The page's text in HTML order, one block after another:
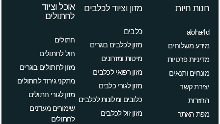
חנות חיות
aloha4d
מידע משלוחים
מדיניות פרטיות
מונחים ותנאים
יצירת קשר
החזרות
מפת האתר
מזון וציוד לכלבים
כלבים
מזון לכלבים בוגרים
מיטות ומזרונים
מזון רפואי לכלבים
מזון לגורי כלבים
כלובים ומלונות לכלבים
מזון זול לכלבים
אוכל וציוד
לחתולים
חתולים
חול לחתולים
מזון לחתולים בוגרים
מתקני גירוד לחתולים
מזון לגורי חתולים
שימורים מעדנים
לחתולים